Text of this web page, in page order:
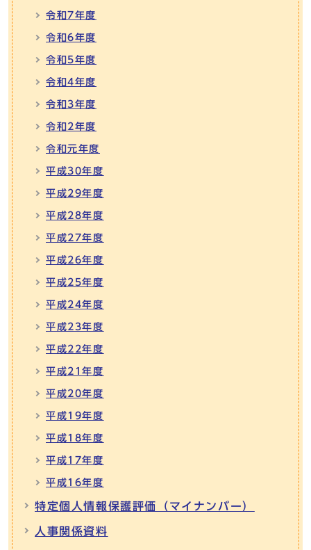
令和7年度
令和6年度
令和5年度
令和4年度
令和3年度
令和2年度
令和元年度
平成30年度
平成29年度
平成28年度
平成27年度
平成26年度
平成25年度
平成24年度
平成23年度
平成22年度
平成21年度
平成20年度
平成19年度
平成18年度
平成17年度
平成16年度
特定個人情報保護評価（マイナンバー）
人事関係資料